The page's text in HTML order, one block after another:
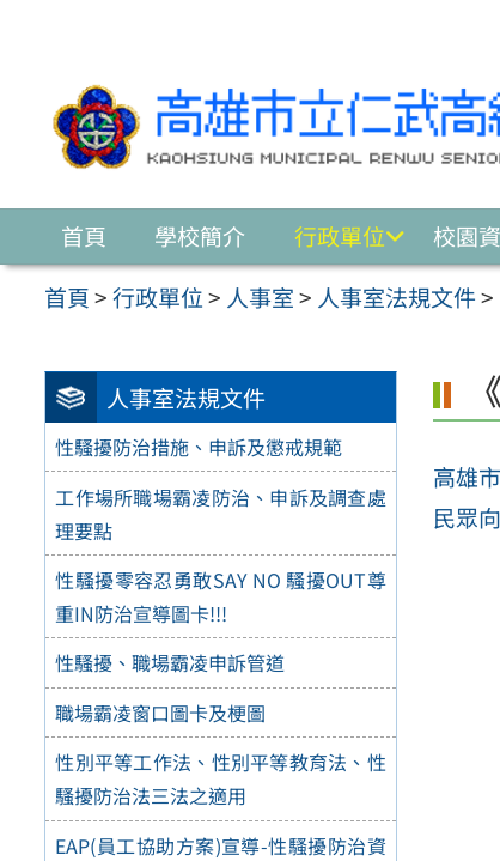
首頁 學校簡介 行政單位 校園
首頁>行政單位> 人事室> 人事室法規文件>
人事室法規文件
性騷擾防治措施、申訴及懲戒規範
工作場所職場霸凌防治、申訴及調查處
理要點
性騷擾零容忍勇敢SAY NO 騷擾OUT尊
重IN防治宣導圖卡!!!
性騷擾、職場霸凌申訴管道
職場霸凌窗口圖卡及梗圖
性別平等工作法、性別平等教育法、性
騷擾防治法三法之適用
EAP(員工協助方案)宣導-性騷擾防治資
高雄
民眾